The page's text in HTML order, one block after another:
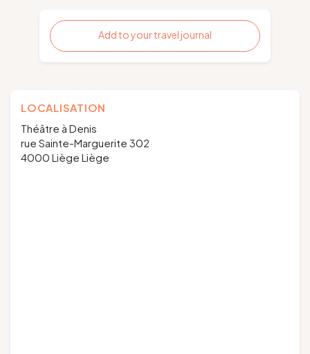
Add to your travel journal
LOCALISATION
Théâtre à Denis
rue Sainte-Marguerite 302
4000 Liège Liège